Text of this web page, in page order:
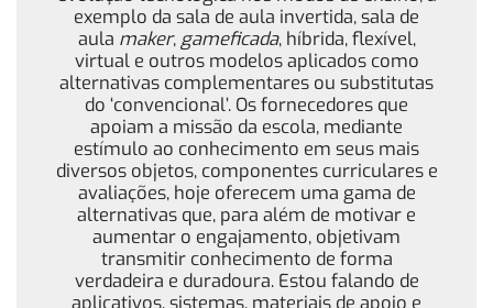
exemplo da sala de aula invertida, sala de
aula maker, gameficada, híbrida, flexível,
virtual e outros modelos aplicados como
alternativas complementares ou substitutas
do ‘convencional’. Os fornecedores que
apoiam a missão da escola, mediante
estímulo ao conhecimento em seus mais
diversos objetos, componentes curriculares e
avaliações, hoje oferecem uma gama de
alternativas que, para além de motivar e
aumentar o engajamento, objetivam
transmitir conhecimento de forma
verdadeira e duradoura. Estou falando de
aplicativos, sistemas, materiais de apoio e